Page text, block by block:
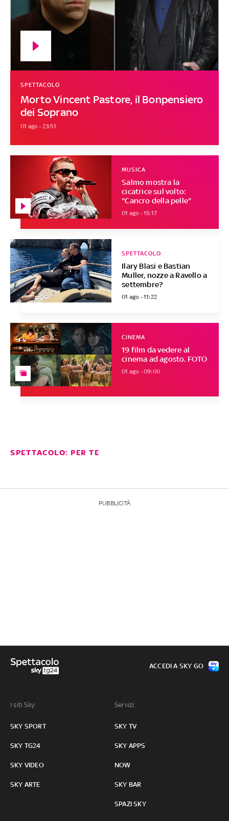
Morto Vincent Pastore, il Bonpensiero
dei Soprano
SPETTACOLO
01 ago - 23:51
Salmo mostra la
cicatrice sul volto:
"Cancro della pelle"
MUSICA
01 ago - 15:17
Ilary Blasi e Bastian
Muller, nozze a Ravello a
settembre?
SPETTACOLO
01 ago - 11:22
19 film da vedere al
cinema ad agosto. FOTO
CINEMA
01 ago - 09:00
SPETTACOLO: PER TE
PUBBLICITÀ
I siti Sky:
SKY SPORT
SKY TG24
SKY VIDEO
SKY ARTE
Servizi:
SKY TV
SKY APPS
NOW
SKY BAR
SPAZI SKY
ACCEDI A SKY GO